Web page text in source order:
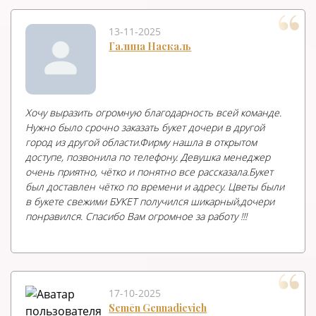
13-11-2025
Галина Наскаль
Хочу выразить огромную благодарность всей команде.
Нужно было срочно заказать букет дочери в другой
город из другой области.Фирму нашла в открытом
доступе, позвонила по телефону. Девушка менеджер
очень приятно, чётко и понятно все рассказала.Букет
был доставлен чётко по времени и адресу. Цветы были
в букете свежими БУКЕТ получился шикарный,дочери
понравился. Спасибо Вам огромное за работу !!!
17-10-2025
Semēn Gennadievich